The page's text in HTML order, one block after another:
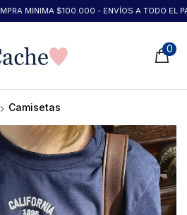
MINIMA $100.000 - ENVÍOS A TODO EL PAÍS
0
Camisetas